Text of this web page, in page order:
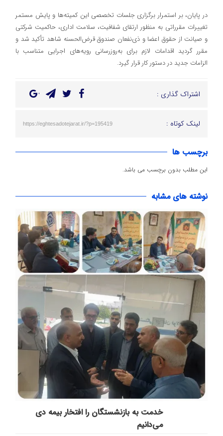
در پایان، بر استمرار برگزاری جلسات تخصصی این کمیته‌ها و پایش مستمر
تغییرات مقرراتی به منظور ارتقای شفافیت، سلامت اداری، حاکمیت شرکتی
و صیانت از حقوق اعضا و ذی‌نفعان صندوق قرض‌الحسنه شاهد تأکید شد و
مقرر گردید اقدامات لازم برای به‌روزرسانی رویه‌های اجرایی متناسب با
الزامات جدید در دستور کار قرار گیرد.
اشتراک گذاری :
لینک کوتاه : https://eghtesadotejarat.ir/?p=195419
برچسب ها
این مطلب بدون برچسب می باشد.
نوشته های مشابه
خدمت به بازنشستگان‌ را افتخار بیمه دی
می‌دانیم